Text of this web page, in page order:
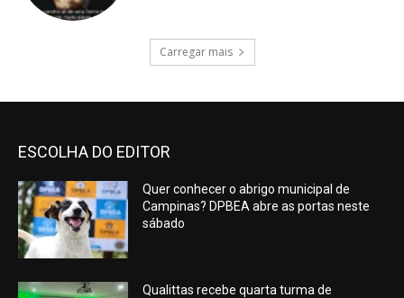
Carregar mais
ESCOLHA DO EDITOR
Quer conhecer o abrigo municipal de
Campinas? DPBEA abre as portas neste
sábado
Qualittas recebe quarta turma de